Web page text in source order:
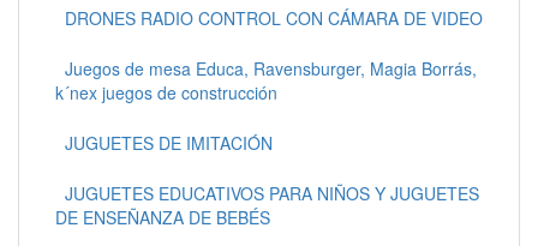
DRONES RADIO CONTROL CON CÁMARA DE VIDEO
Juegos de mesa Educa, Ravensburger, Magia Borrás,
k´nex juegos de construcción
JUGUETES DE IMITACIÓN
JUGUETES EDUCATIVOS PARA NIÑOS Y JUGUETES
DE ENSEÑANZA DE BEBÉS